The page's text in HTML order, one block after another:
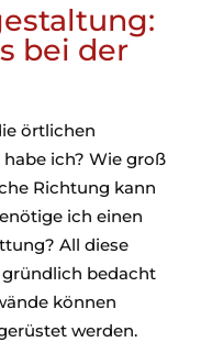
bei der
örtlichen
ich? Wie groß
Richtung kann
ich einen
All diese
bedacht
können
werden.